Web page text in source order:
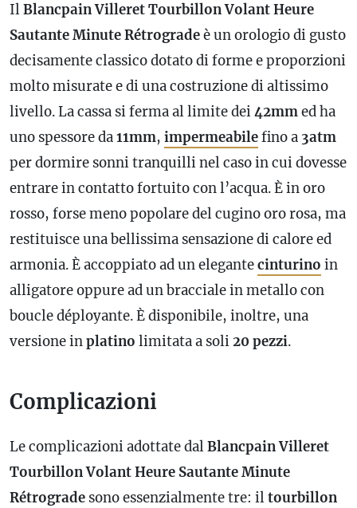
IlBlancpain Villeret Tourbillon Volant Heure
Sautante Minute Rétrogradeè un orologio di gusto
decisamente classico dotato di forme e proporzioni
molto misurate e di una costruzione di altissimo
livello. La cassa si ferma al limite dei42mmed ha
uno spessore da11mm, impermeabilefino a 3atm
per dormire sonni tranquilli nel caso in cui dovesse
entrare in contatto fortuito con l’acqua. È in oro
rosso, forse meno popolare del cugino oro rosa, ma
restituisce una bellissima sensazione di calore ed
armonia. È accoppiato ad un elegantecinturino in
alligatore oppure ad un bracciale in metallo con
boucle déployante. È disponibile, inoltre, una
versione inplatino limitata a soli20 pezzi.
Complicazioni
Le complicazioni adottate dalBlancpain Villeret
Tourbillon Volant Heure Sautante Minute
Rétrograde sono essenzialmente tre: iltourbillon